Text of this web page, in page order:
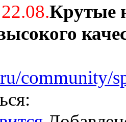
Крутые
community/